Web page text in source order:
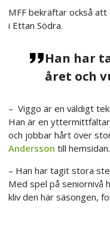
MFF bekräftar också att
i Ettan Södra.
Han har
året och
– Viggo är en väldigt
Han är en
och jobbar hårt över
Andersson till hemsidan.
– Han har tagit stora
Med spel på seniornivå
kliv den här säsongen,